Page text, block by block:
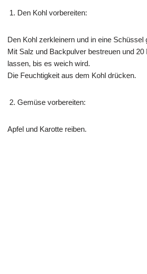
Den Kohl vorbereiten:
Den Kohl zerkleinern und in eine Schüssel
Mit Salz und Backpulver bestreuen und 20
lassen, bis es weich wird.
Die Feuchtigkeit aus dem Kohl drücken.
Gemüse vorbereiten:
Apfel und Karotte reiben.